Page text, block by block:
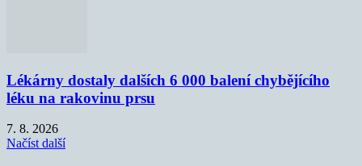
Lékárny dostaly dalších 6 000 balení chybějícího
léku na rakovinu prsu
7. 8. 2026
Načíst další